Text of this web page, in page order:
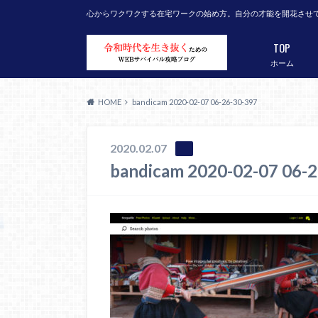
心からワクワクする在宅ワークの始め方。自分の才能を開花させ
ホーム
TOP
HOME bandicam 2020-02-07 06-26-30-397
2020.02.07
bandicam 2020-02-07 06-